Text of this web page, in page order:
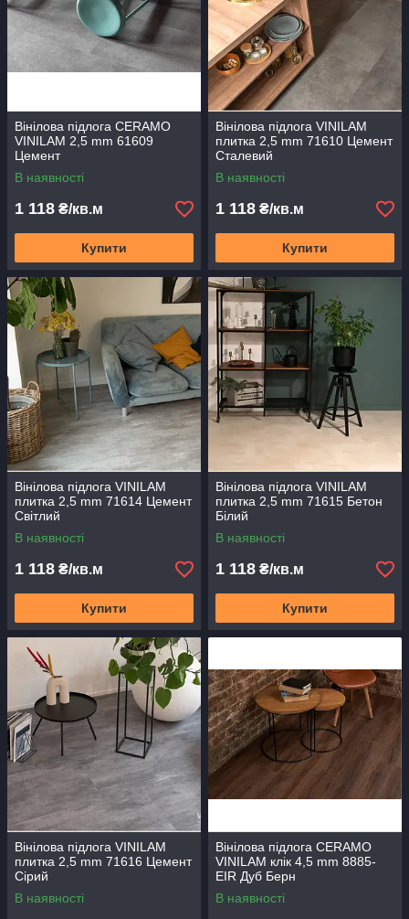
Вінілова підлога CERAMO
VINILAM 2,5 mm 61609
Цемент
В наявності
1 118 ₴/кв.м
Купити
Вінілова підлога VINILAM
плитка 2,5 mm 71610 Цемент
Сталевий
В наявності
1 118 ₴/кв.м
Купити
Вінілова підлога VINILAM
плитка 2,5 mm 71614 Цемент
Світлий
В наявності
1 118 ₴/кв.м
Купити
Вінілова підлога VINILAM
плитка 2,5 mm 71615 Бетон
Білий
В наявності
1 118 ₴/кв.м
Купити
Вінілова підлога VINILAM
плитка 2,5 mm 71616 Цемент
Сірий
В наявності
Вінілова підлога CERAMO
VINILAM клік 4,5 mm 8885-
EIR Дуб Берн
В наявності